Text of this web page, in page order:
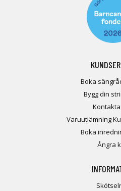
Boka
Bygg din
Varuutlämning
Boka
Ångra